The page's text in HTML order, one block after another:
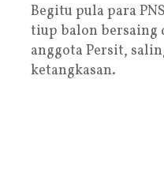
Begitu pula para
tiup balon bersaing
anggota Persit,
ketangkasan.